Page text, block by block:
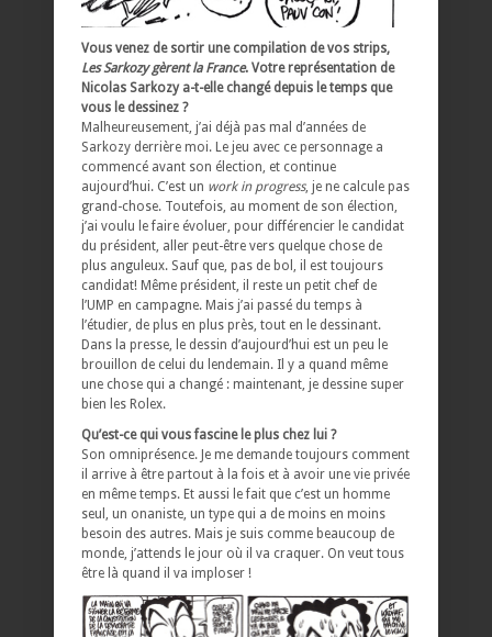
Vous venez de sortir une compilation de vos strips,
Les Sarkozy gèrent la France. Votre représentation de
Nicolas Sarkozy a-t-elle changé depuis le temps que
vous le dessinez ?
Malheureusement, j’ai déjà pas mal d’années de
Sarkozy derrière moi. Le jeu avec ce personnage a
commencé avant son élection, et continue
aujourd’hui. C’est un work in progress, je ne calcule pas
grand-chose. Toutefois, au moment de son élection,
j’ai voulu le faire évoluer, pour différencier le candidat
du président, aller peut-être vers quelque chose de
plus anguleux. Sauf que, pas de bol, il est toujours
candidat! Même président, il reste un petit chef de
l’UMP en campagne. Mais j’ai passé du temps à
l’étudier, de plus en plus près, tout en le dessinant.
Dans la presse, le dessin d’aujourd’hui est un peu le
brouillon de celui du lendemain. Il y a quand même
une chose qui a changé : maintenant, je dessine super
bien les Rolex.
Qu’est-ce qui vous fascine le plus chez lui ?
Son omniprésence. Je me demande toujours comment
il arrive à être partout à la fois et à avoir une vie privée
en même temps. Et aussi le fait que c’est un homme
seul, un onaniste, un type qui a de moins en moins
besoin des autres. Mais je suis comme beaucoup de
monde, j’attends le jour où il va craquer. On veut tous
être là quand il va imploser !